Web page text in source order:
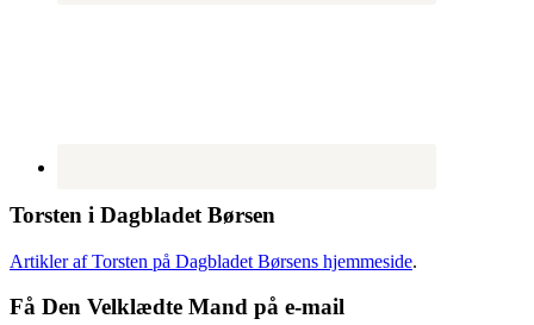
Torsten i Dagbladet Børsen
Artikler af Torsten på Dagbladet Børsens hjemmeside.
Få Den Velklædte Mand på e-mail